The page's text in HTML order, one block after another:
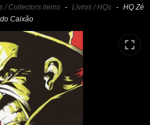
/ Collectors items - Livros / HQs -
HQ Zé
do Caixão